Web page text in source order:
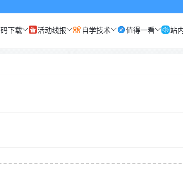
下载 活动线报 自学技术 值得一看 站